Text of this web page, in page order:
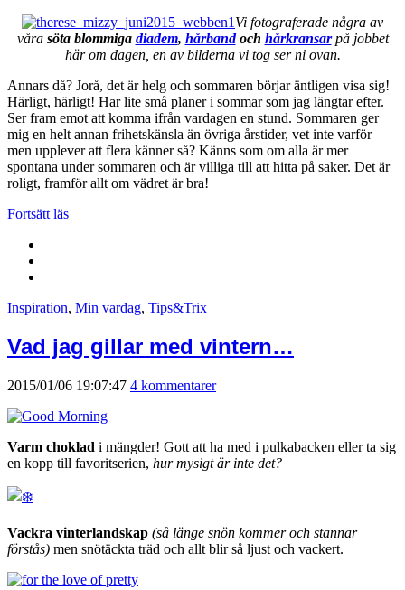
Vi fotograferade några av
våra söta blommiga diadem, hårbandoch hårkransarpå jobbet
här om dagen, en av bilderna vi tog ser ni ovan.
Annars då? Jorå, det är helg och sommaren börjar äntligen visa sig!
Härligt, härligt! Har lite små planer i sommar som jag längtar efter.
Ser fram emot att komma ifrån vardagen en stund. Sommaren ger
mig en helt annan frihetskänsla än övriga årstider, vet inte varför
men upplever att flera känner så? Känns som om alla är mer
spontana under sommaren och är villiga till att hitta på saker. Det är
roligt, framför allt om vädret är bra!
Fortsätt läs
Inspiration, Min vardag, Tips&Trix
Vad jag gillar med vintern…
2015/01/06 19:07:47 4 kommentarer
Varm choklad i mängder! Gott att ha med i pulkabacken eller ta sig
en kopp till favoritserien, hur mysigt är inte det?
Vackra vinterlandskap (så länge snön kommer och stannar
förstås) men snötäckta träd och allt blir så ljust och vackert.